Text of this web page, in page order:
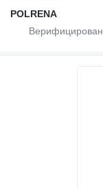
POLRENA